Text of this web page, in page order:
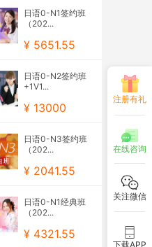
日语0-N1签约班
（202...
¥ 5651.55
日语0-N2签约班
+1V1...
¥ 13000
日语0-N3签约班
（202...
¥ 2041.55
日语0-N1经典班
（202...
¥ 4321.55
注册有礼
在线咨询
关注微信
下载APP